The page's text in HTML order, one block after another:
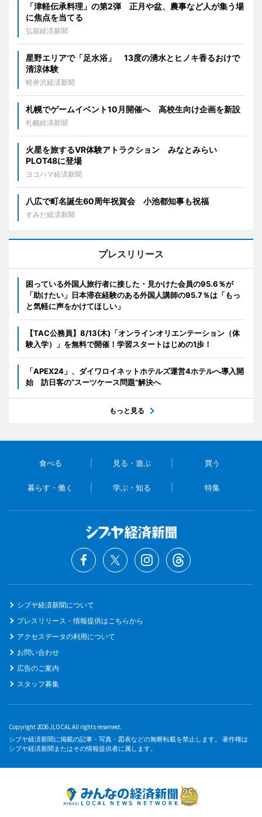
「津軽伝承料理」の第2弾 正月や盆、農事など人が集う場
に焦点を当てる
弘前経済新聞
星野エリアで「足水浴」 13度の湧水とヒノキ香るおけで
清涼体験
軽井沢経済新聞
札幌でゲームイベント10月開催へ 高校生向け企画を新設
札幌経済新聞
火星を旅するVR体験アトラクション みなとみらい
PLOT48に登場
ヨコハマ経済新聞
八広で町名誕生60周年祝賀会 小池都知事も祝福
すみだ経済新聞
プレスリリース
困っている外国人旅行者に接した・見かけた会員の95.6％が
「助けたい」日本滞在経験のある外国人講師の95.7％は「もっ
と気軽に声をかけてほしい」
【TAC公務員】8/13(木)「オンラインオリエンテーション（体
験入学）」を無料で開催！学習スタートはじめの1歩！
「APEX24」、ダイワロイネットホテルズ運営4ホテルへ導入開
始 訪日客の“スーツケース問題”解決へ
もっと見る
食べる 見る・遊ぶ 買う
暮らす・働く 学ぶ・知る 特集
シブヤ経済新聞について
プレスリリース・情報提供はこちらから
アクセスデータの利用について
お問い合わせ
広告のご案内
スタッフ募集
Copyright 2026 JLOCAL All rights reserved.
シブヤ経済新聞に掲載の記事・写真・図表などの無断転載を禁止します。 著作権は
シブヤ経済新聞またはその情報提供者に属します。